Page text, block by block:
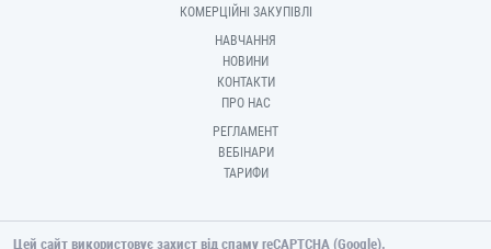
КОМЕРЦІЙНІ ЗАКУПІВЛІ
НАВЧАННЯ
НОВИНИ
КОНТАКТИ
ПРО НАС
РЕГЛАМЕНТ
ВЕБІНАРИ
ТАРИФИ
Цей сайт використовує захист від спаму reCAPTCHA (Google).